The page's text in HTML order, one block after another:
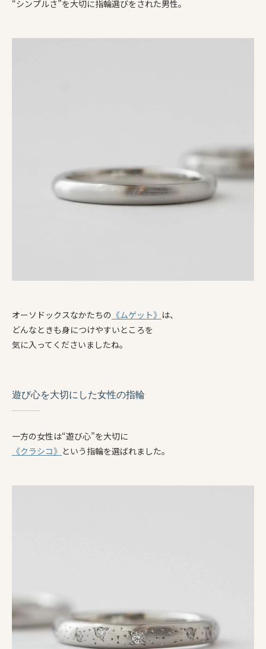
“シンプルさ”を大切に指輪選びをされた男性。
オーソドックスなかたちの 《ムゲット》 は、
どんなときも身につけやすいところを
気に入ってくださいましたね。
遊び心を大切にした女性の指輪
一方の女性は“遊び心”を大切に
《クラシコ》 という指輪を選ばれました。